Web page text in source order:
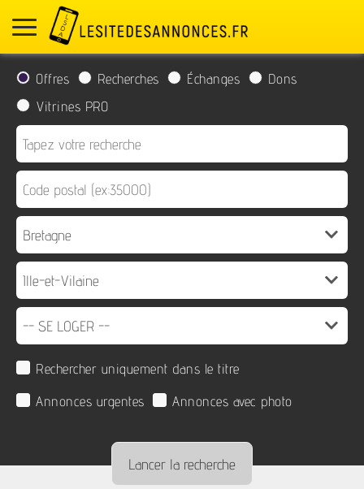
Offres Recherches Échanges
Dons
Vitrines PRO
Rechercher uniquement dans le titre
Annonces urgentes
Annonces avec photo